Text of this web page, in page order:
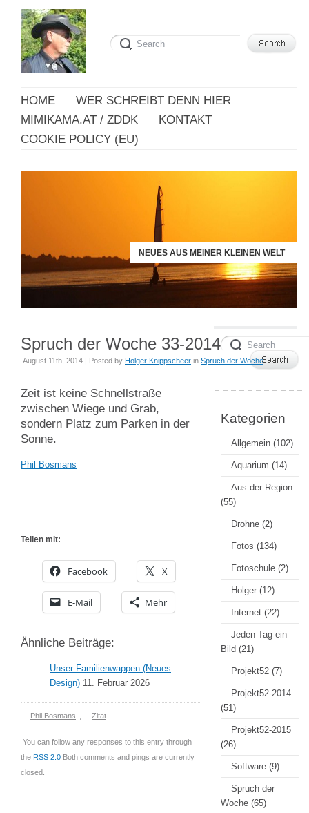
HOME
WER SCHREIBT DENN HIER
MIMIKAMA.AT / ZDDK
KONTAKT
COOKIE POLICY (EU)
NEUES AUS MEINER KLEINEN WELT
Spruch der Woche 33-2014
August 11th, 2014 | Posted by Holger Knippscheer in Spruch der Woche
Zeit ist keine Schnellstraße
zwischen Wiege und Grab,
sondern Platz zum Parken in der
Sonne.
Phil Bosmans
Teilen mit:
Facebook X
E-Mail Mehr
Ähnliche Beiträge:
Unser Familienwappen (Neues
Design) 11. Februar 2026
Phil Bosmans Zitat
You can follow any responses to this entry through
the RSS 2.0 Both comments and pings are currently
closed.
Kategorien
Allgemein (102)
Aquarium (14)
Aus der Region
(55)
Drohne (2)
Fotos (134)
Fotoschule (2)
Holger (12)
Internet (22)
Jeden Tag ein
Bild (21)
Projekt52 (7)
Projekt52-2014
(51)
Projekt52-2015
(26)
Software (9)
Spruch der
Woche (65)